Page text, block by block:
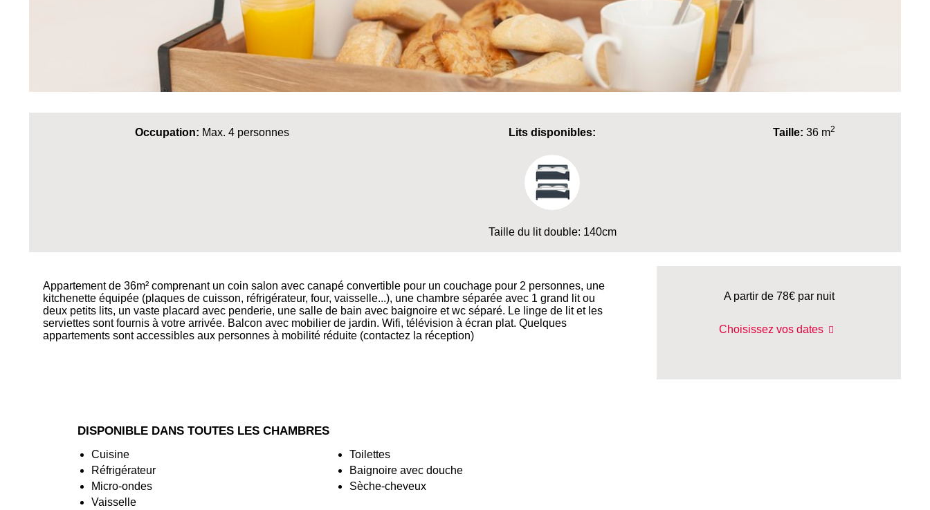
Occupation: Max. 4 personnes Lits disponibles:
Taille du lit double: 140cm
Taille: 36 m2
Appartement de 36m² comprenant un coin salon avec canapé convertible pour un couchage pour 2 personnes, une
kitchenette équipée (plaques de cuisson, réfrigérateur, four, vaisselle...), une chambre séparée avec 1 grand lit ou
deux petits lits, un vaste placard avec penderie, une salle de bain avec baignoire et wc séparé. Le linge de lit et les
serviettes sont fournis à votre arrivée. Balcon avec mobilier de jardin. Wifi, télévision à écran plat. Quelques
appartements sont accessibles aux personnes à mobilité réduite (contactez la réception)
A partir de 78€par nuit
Choisissez vos dates
DISPONIBLE DANS TOUTES LES CHAMBRES
Cuisine
Réfrigérateur
Micro-ondes
Vaisselle
Toilettes
Baignoire avec douche
Sèche-cheveux